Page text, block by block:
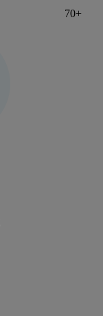
70+